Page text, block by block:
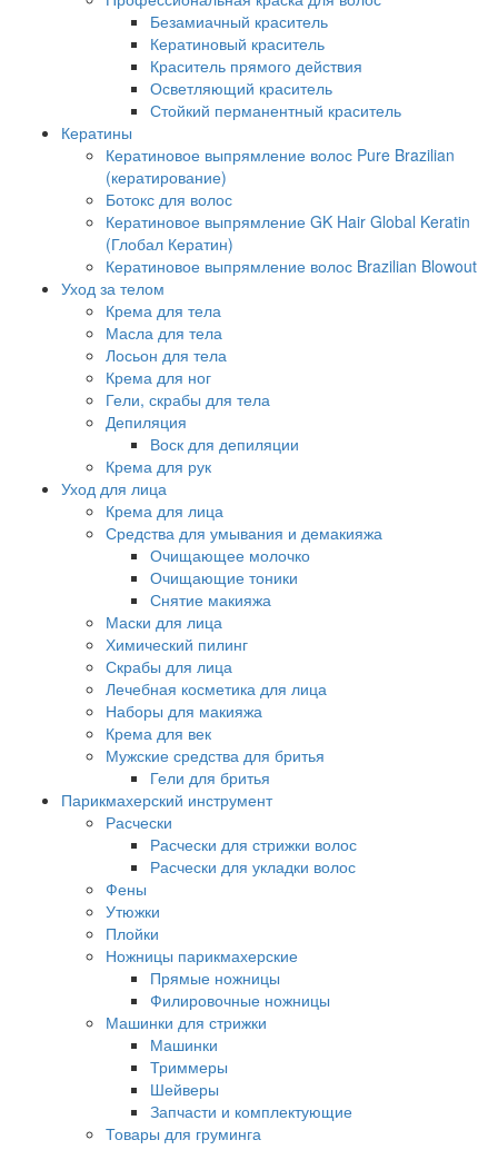
Безамиачный краситель
Кератиновый краситель
Краситель прямого действия
Осветляющий краситель
Стойкий перманентный краситель
Кератины
Кератиновое выпрямление волос Pure Brazilian
(кератирование)
Ботокс для волос
Кератиновое выпрямление GK Hair Global Keratin
(Глобал Кератин)
Кератиновое выпрямление волос Brazilian Blowout
Уход за телом
Крема для тела
Масла для тела
Лосьон для тела
Крема для ног
Гели, скрабы для тела
Депиляция
Воск для депиляции
Крема для рук
Уход для лица
Крема для лица
Средства для умывания и демакияжа
Очищающее молочко
Очищающие тоники
Снятие макияжа
Маски для лица
Химический пилинг
Скрабы для лица
Лечебная косметика для лица
Наборы для макияжа
Крема для век
Мужские средства для бритья
Гели для бритья
Парикмахерский инструмент
Расчески
Расчески для стрижки волос
Расчески для укладки волос
Фены
Утюжки
Плойки
Ножницы парикмахерские
Прямые ножницы
Филировочные ножницы
Машинки для стрижки
Машинки
Триммеры
Шейверы
Запчасти и комплектующие
Товары для груминга